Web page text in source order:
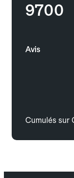
9700
Avis
Cumulés sur